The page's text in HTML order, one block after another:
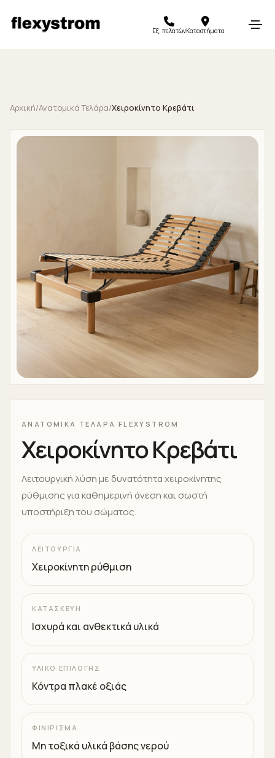
Εξ. πελατώνΚαταστήματα
Αρχική/Ανατομικά Τελάρα/Χειροκίνητο Κρεβάτι
ΑΝΑΤΟΜΙΚΑ ΤΕΛΑΡΑ FLEXYSTROM
Χειροκίνητο Κρεβάτι
Λειτουργική λύση με δυνατότητα χειροκίνητης
ρύθμισης για καθημερινή άνεση και σωστή
υποστήριξη του σώματος.
ΛΕΙΤΟΥΡΓΊΑ
Χειροκίνητη ρύθμιση
ΚΑΤΑΣΚΕΥΉ
Ισχυρά και ανθεκτικά υλικά
ΥΛΙΚΌ ΕΠΙΛΟΓΉΣ
Κόντρα πλακέ οξιάς
ΦΙΝΊΡΙΣΜΑ
Μη τοξικά υλικά βάσης νερού